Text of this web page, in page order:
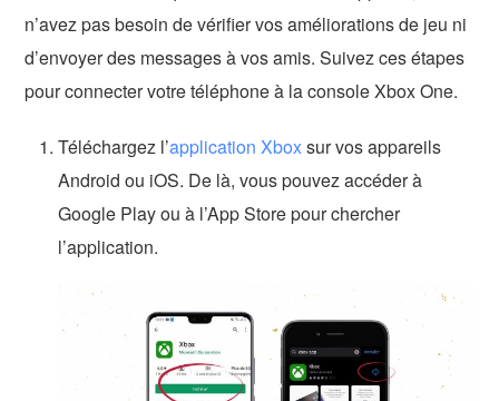
n’avez pas besoin de vérifier vos améliorations de jeu ni
d’envoyer des messages à vos amis. Suivez ces étapes
pour connecter votre téléphone à la console Xbox One.
Téléchargez l’application Xboxsur vos appareils
Android ou iOS. De là, vous pouvez accéder à
Google Play ou à l’App Store pour chercher
l’application.